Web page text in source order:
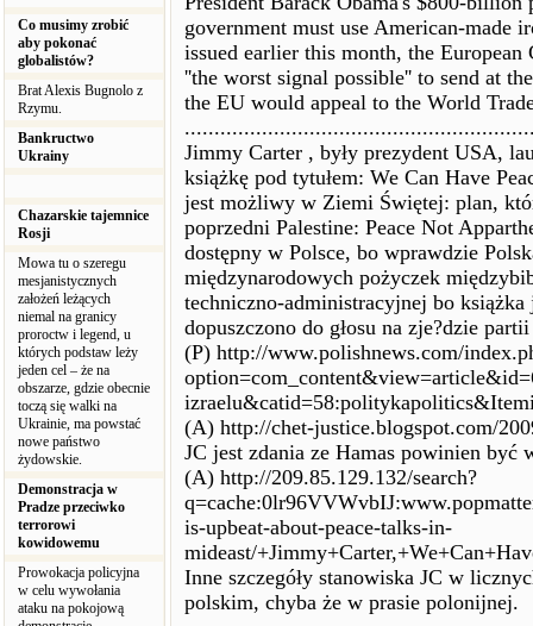
Co musimy zrobić
aby pokonać
globalistów?
Brat Alexis Bugnolo z
Rzymu.
Bankructwo
Ukrainy
Chazarskie tajemnice
Rosji
Mowa tu o szeregu
mesjanistycznych
założeń leżących
niemal na granicy
proroctw i legend, u
których podstaw leży
jeden cel – że na
obszarze, gdzie obecnie
toczą się walki na
Ukrainie, ma powstać
nowe państwo
żydowskie.
Demonstracja w
Pradze przeciwko
terrorowi
kowidowemu
Prowokacja policyjna
w celu wywołania
ataku na pokojową
government must use American-made
issued earlier this month, the
''the worst signal possible'' to send at
the EU would appeal to the World
Jimmy Carter , były prezydent USA,
książkę pod tytułem: We Can Have
jest możliwy w Ziemi Świętej: plan,
poprzedni Palestine: Peace Not
dostępny w Polsce, bo wprawdzie
międzynarodowych pożyczek
techniczno-administracyjnej bo
dopuszczono do głosu na zje?dzie
(P) http://www.polishnews.com/
(A) http://chet-justice.blogspot.com/
JC jest zdania ze Hamas powinien być
(A) http://209.85.129.132/search?
is-upbeat-about-peace-talks-in-
mideast/
Inne szczegóły stanowiska JC w
polskim, chyba że w prasie polonijnej.